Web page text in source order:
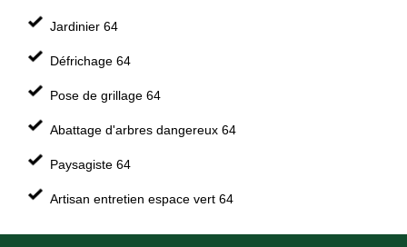
Jardinier 64
Défrichage 64
Pose de grillage 64
Abattage d'arbres dangereux 64
Paysagiste 64
Artisan entretien espace vert 64